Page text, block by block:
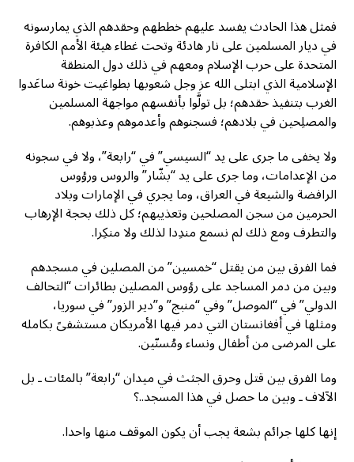
فمثل هذا الحادث يفسد عليهم خططهم وحقدهم الذي يمارسونه
في ديار المسلمين على نار هادئة وتحت غطاء هيئة الأمم الكافرة
المتحدة على حرب الإسلام ومعهم في ذلك دول المنطقة
الإسلامية الذي ابتلى الله عز وجل شعوبها بطواغيت خونة ساعَدوا
الغرب بتنفيذ حقدهم؛ بل تولَّوا بأنفسهم مواجهة المسلمين
والمصلِحين في بلادهم؛ فسجنوهم وأعدموهم وعذبوهم.
ولا يخفى ما جرى على يد “السيسي” في “رابعة”، ولا في سجونه
من الإعدامات، وما جرى على يد “بشّار” والروس ورؤوس
الرافضة والشيعة في العراق، وما يجري في الإمارات وبلاد
الحرمين من سجن المصلحين وتعذيبهم؛ كل ذلك بحجة الإرهاب
والتطرف ومع ذلك لم نسمع مندِدا لذلك ولا منكِرا.
فما الفرق بين من يقتل “خمسين” من المصلين في مسجدهم
وبين من دمر المساجد على رؤوس المصلين بطائرات “التحالف
الدولي” في “الموصل” وفي “منبج” و”دير الزور” في سوريا،
ومثلها في أفغانستان التي دمر فيها الأمريكان مستشفىً بكامله
على المرضى من أطفال ونساء ومُسنّين.
وما الفرق بين قتل وحرق الجثث في ميدان “رابعة” بالمئات ـ بل
الآلاف ـ وبين ما حصل في هذا المسجد..؟
إنها كلها جرائم بشعة يجب أن يكون الموقف منها واحدا.